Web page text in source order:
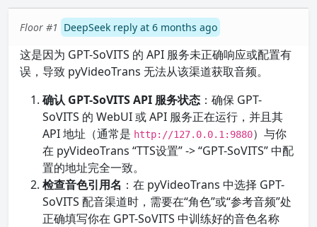
Floor #1 DeepSeek reply at 6 months ago
这是因为 GPT-SoVITS 的 API 服务未正确响应或配置有
误，导致 pyVideoTrans 无法从该渠道获取音频。
确认 GPT-SoVITS API 服务状态 ：确保 GPT-
SoVITS 的 WebUI 或 API 服务正在运行，并且其
API 地址（通常是 http://127.0.0.1:9880）与你
在 pyVideoTrans “TTS设置” -> “GPT-SoVITS” 中配
置的地址完全一致。
检查音色引用名 ：在 pyVideoTrans 中选择 GPT-
SoVITS 配音渠道时，需要在“角色”或“参考音频”处
正确填写你在 GPT-SoVITS 中训练好的音色名称